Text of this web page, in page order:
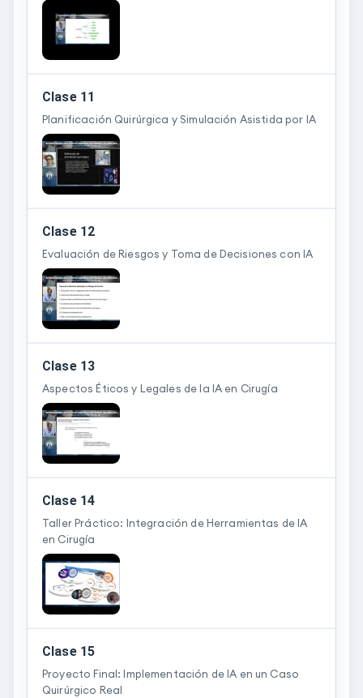
Clase 11
Planificación Quirúrgica y Simulación Asistida por IA
Clase 12
Evaluación de Riesgos y Toma de Decisiones con IA
Clase 13
Aspectos Éticos y Legales de la IA en Cirugía
Clase 14
Taller Práctico: Integración de Herramientas de IA
en Cirugía
Clase 15
Proyecto Final: Implementación de IA en un Caso
Quirúrgico Real